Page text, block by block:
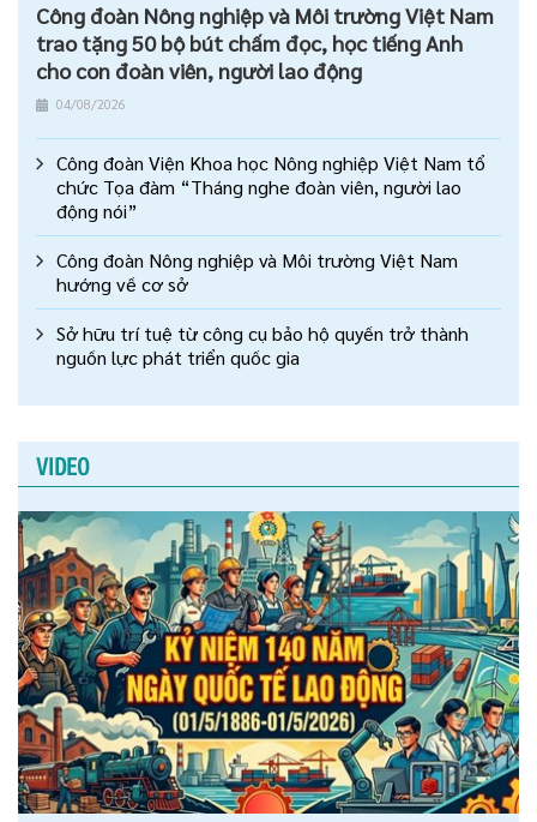
Công đoàn Nông nghiệp và Môi trường Việt Nam
trao tặng 50 bộ bút chấm đọc, học tiếng Anh
cho con đoàn viên, người lao động
04/08/2026
Công đoàn Viện Khoa học Nông nghiệp Việt Nam tổ
chức Tọa đàm “Tháng nghe đoàn viên, người lao
động nói”
Công đoàn Nông nghiệp và Môi trường Việt Nam
hướng về cơ sở
Sở hữu trí tuệ từ công cụ bảo hộ quyền trở thành
nguồn lực phát triển quốc gia
VIDEO